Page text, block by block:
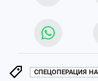
СПЕЦОПЕРАЦИЯ